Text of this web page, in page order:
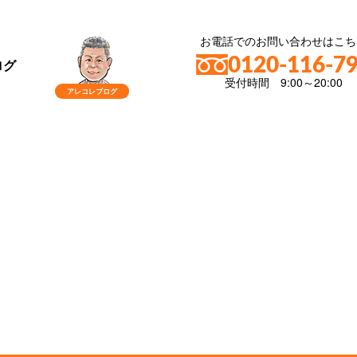
お電話でのお問い合わせはこ
0120-116-
受付時間 9:00～20:00